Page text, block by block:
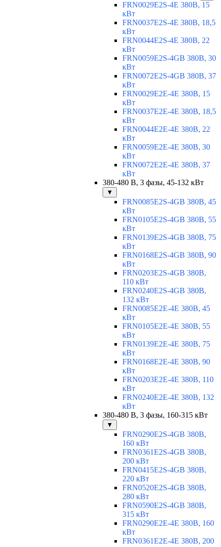
FRN0029E2S-4E 380В, 15
кВт
FRN0037E2S-4E 380В, 18,5
кВт
FRN0044E2S-4E 380В, 22
кВт
FRN0059E2S-4GB 380В, 30
кВт
FRN0072E2S-4GB 380В, 37
кВт
FRN0029E2E-4E 380В, 15
кВт
FRN0037E2E-4E 380В, 18,5
кВт
FRN0044E2E-4E 380В, 22
кВт
FRN0059E2E-4E 380В, 30
кВт
FRN0072E2E-4E 380В, 37
кВт
380-480 В, 3 фазы, 45-132 кВт
▼
FRN0085E2S-4GB 380В, 45
кВт
FRN0105E2S-4GB 380В, 55
кВт
FRN0139E2S-4GB 380В, 75
кВт
FRN0168E2S-4GB 380В, 90
кВт
FRN0203E2S-4GB 380В,
110 кВт
FRN0240E2S-4GB 380В,
132 кВт
FRN0085E2E-4E 380В, 45
кВт
FRN0105E2E-4E 380В, 55
кВт
FRN0139E2E-4E 380В, 75
кВт
FRN0168E2E-4E 380В, 90
кВт
FRN0203E2E-4E 380В, 110
кВт
FRN0240E2E-4E 380В, 132
кВт
380-480 В, 3 фазы, 160-315 кВт
▼
FRN0290E2S-4GB 380В,
160 кВт
FRN0361E2S-4GB 380В,
200 кВт
FRN0415E2S-4GB 380В,
220 кВт
FRN0520E2S-4GB 380В,
280 кВт
FRN0590E2S-4GB 380В,
315 кВт
FRN0290E2E-4E 380В, 160
кВт
FRN0361E2E-4E 380В, 200